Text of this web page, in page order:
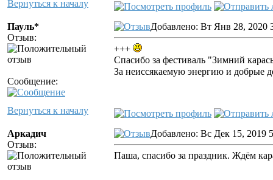
Вернуться к началу
Пауль*
Отзыв:
Сообщение:
Добавлено: Вт Янв 28, 2020
+++
Спасибо за фестиваль "Зимний
За неиссякаемую энергию и добрые
Вернуться к началу
Аркадич
Отзыв:
Добавлено: Вс Дек 15, 2019
Паша, спасибо за праздник. Ждём